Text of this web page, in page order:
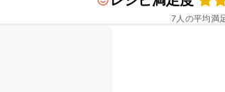
7 人の平均満